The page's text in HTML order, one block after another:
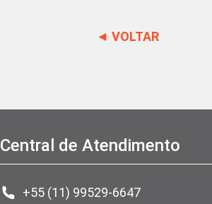
◄ VOLTAR
Central de Atendimento
+55 (11) 99529-6647